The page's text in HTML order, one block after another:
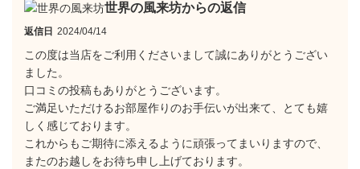
世界の風来坊からの返信
返信日 2024/04/14
この度は当店をご利用くださいまして誠にありがとうござい
ました。
口コミの投稿もありがとうございます。
ご満足いただけるお部屋作りのお手伝いが出来て、とても嬉
しく感じております。
これからもご期待に添えるように頑張ってまいりますので、
またのお越しをお待ち申し上げております。